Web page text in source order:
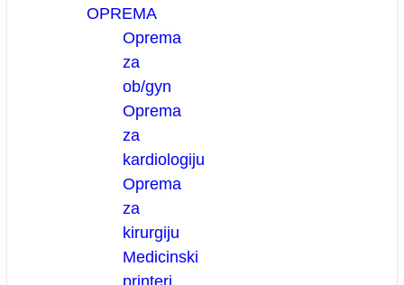
OPREMA
Oprema
za
ob/gyn
Oprema
za
kardiologiju
Oprema
za
kirurgiju
Medicinski